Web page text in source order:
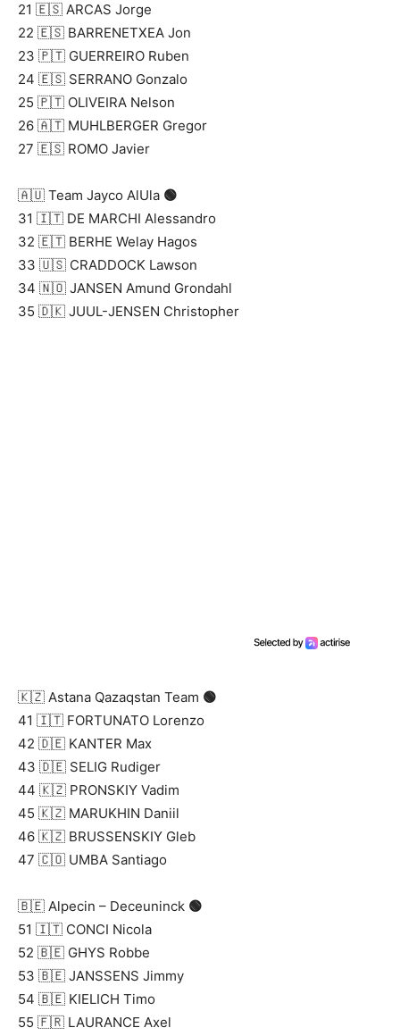
21 🇪🇸 ARCAS Jorge
22 🇪🇸 BARRENETXEA Jon
23 🇵🇹 GUERREIRO Ruben
24 🇪🇸 SERRANO Gonzalo
25 🇵🇹 OLIVEIRA Nelson
26 🇦🇹 MUHLBERGER Gregor
27 🇪🇸 ROMO Javier
🇦🇺 Team Jayco AlUla 🟢
31 🇮🇹 DE MARCHI Alessandro
32 🇪🇹 BERHE Welay Hagos
33 🇺🇸 CRADDOCK Lawson
34 🇳🇴 JANSEN Amund Grondahl
35 🇩🇰 JUUL-JENSEN Christopher
🇰🇿 Astana Qazaqstan Team 🟢
41 🇮🇹 FORTUNATO Lorenzo
42 🇩🇪 KANTER Max
43 🇩🇪 SELIG Rudiger
44 🇰🇿 PRONSKIY Vadim
45 🇰🇿 MARUKHIN Daniil
46 🇰🇿 BRUSSENSKIY Gleb
47 🇨🇴 UMBA Santiago
🇧🇪 Alpecin – Deceuninck 🟢
51 🇮🇹 CONCI Nicola
52 🇧🇪 GHYS Robbe
53 🇧🇪 JANSSENS Jimmy
54 🇧🇪 KIELICH Timo
55 🇫🇷 LAURANCE Axel